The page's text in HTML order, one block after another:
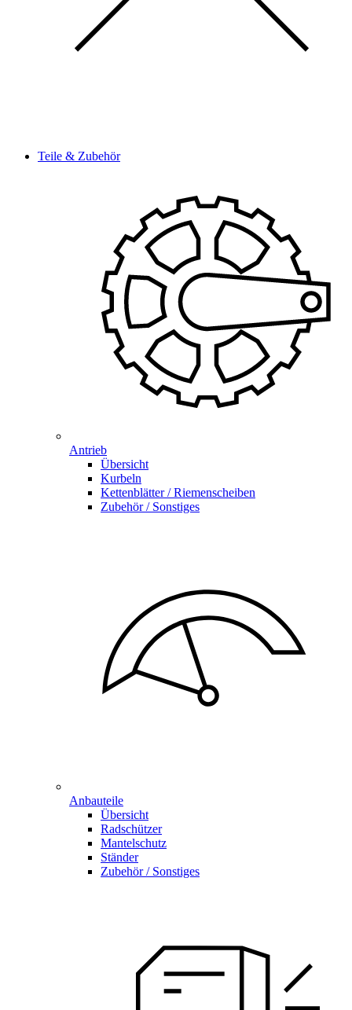
Teile & Zubehör
Antrieb
Übersicht
Kurbeln
Kettenblätter / Riemenscheiben
Zubehör / Sonstiges
Anbauteile
Übersicht
Radschützer
Mantelschutz
Ständer
Zubehör / Sonstiges